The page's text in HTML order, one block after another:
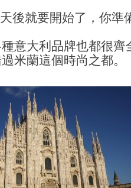
後就要開始了，你準
意大利品牌也都很
米蘭這個時尚之都。